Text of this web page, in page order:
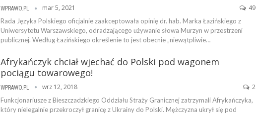
WPRAWO.PL mar 5, 2021 49
Rada Języka Polskiego oficjalnie zaakceptowała opinię dr. hab. Marka Łazińskiego z
Uniwersytetu Warszawskiego, odradzającego używanie słowa Murzyn w przestrzeni
publicznej. Według Łazińskiego określenie to jest obecnie „niewątpliwie…
Afrykańczyk chciał wjechać do Polski pod wagonem
pociągu towarowego!
WPRAWO.PL wrz 12, 2018 2
Funkcjonariusze z Bieszczadzkiego Oddziału Straży Granicznej zatrzymali Afrykańczyka,
który nielegalnie przekroczył granicę z Ukrainy do Polski. Mężczyzna ukrył się pod